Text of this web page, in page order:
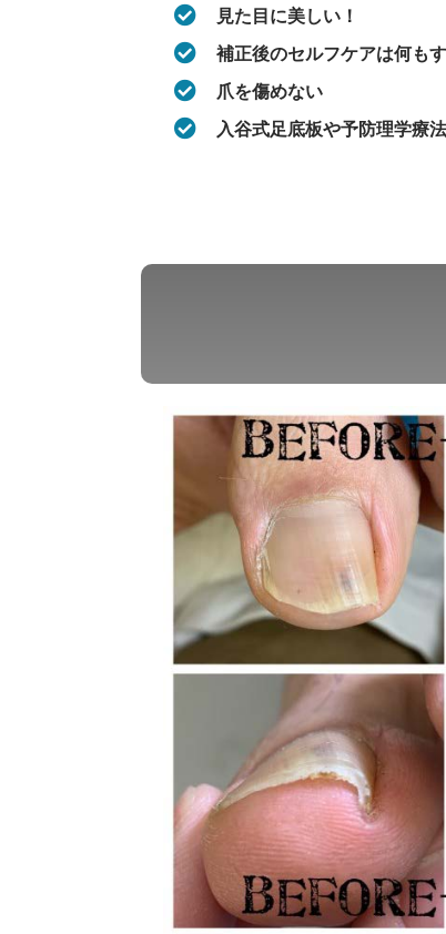
見た目に美しい！
補正後のセルフケアは何も
爪を傷めない
入谷式足底板や予防理学療